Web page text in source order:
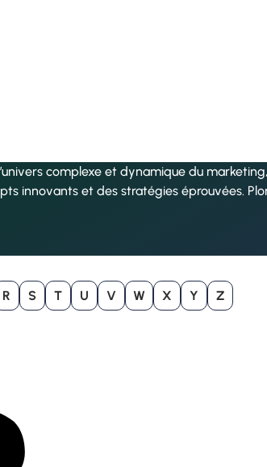
complexe et dynamique du
innovants et des stratégies éprouvées.
R S T U V W X Y
Z